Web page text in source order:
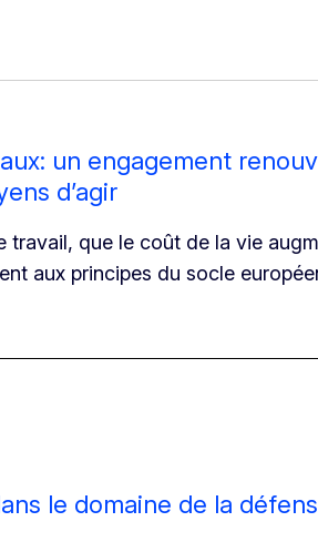
un engagement
d’agir
travail, que le coût de la vie
aux principes du socle
le domaine de la